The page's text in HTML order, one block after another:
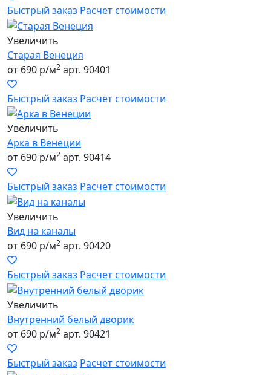
Быстрый заказ Расчет стоимости
Увеличить
Старая Венеция
от 690 р/м2 арт. 90401
Быстрый заказ Расчет стоимости
Увеличить
Арка в Венеции
от 690 р/м2 арт. 90414
Быстрый заказ Расчет стоимости
Увеличить
Вид на каналы
от 690 р/м2 арт. 90420
Быстрый заказ Расчет стоимости
Увеличить
Внутренний белый дворик
от 690 р/м2 арт. 90421
Быстрый заказ Расчет стоимости